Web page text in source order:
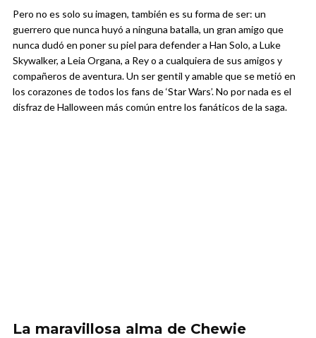
Pero no es solo su imagen, también es su forma de ser: un
guerrero que nunca huyó a ninguna batalla, un gran amigo que
nunca dudó en poner su piel para defender a Han Solo, a Luke
Skywalker, a Leia Organa, a Rey o a cualquiera de sus amigos y
compañeros de aventura. Un ser gentil y amable que se metió en
los corazones de todos los fans de ‘Star Wars’. No por nada es el
disfraz de Halloween más común entre los fanáticos de la saga.
La maravillosa alma de Chewie